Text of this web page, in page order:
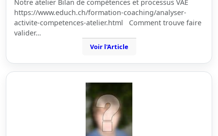
Notre atelier Bilan de compétences et processus VAE
https://www.educh.ch/formation-coaching/analyser-
activite-competences-atelier.html Comment trouve faire
valider…
Voir l'Article